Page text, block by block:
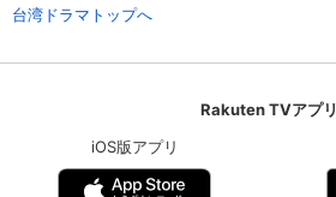
台湾ドラマトップへ
Rakuten TVアプリ
iOS版アプリ